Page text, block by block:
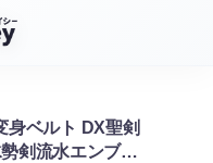
身ベルト DX聖剣
剣流水エンブレ